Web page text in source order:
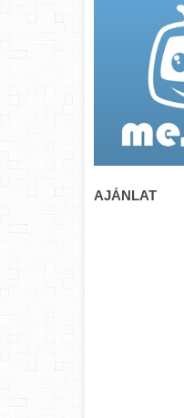
AJÁNLAT